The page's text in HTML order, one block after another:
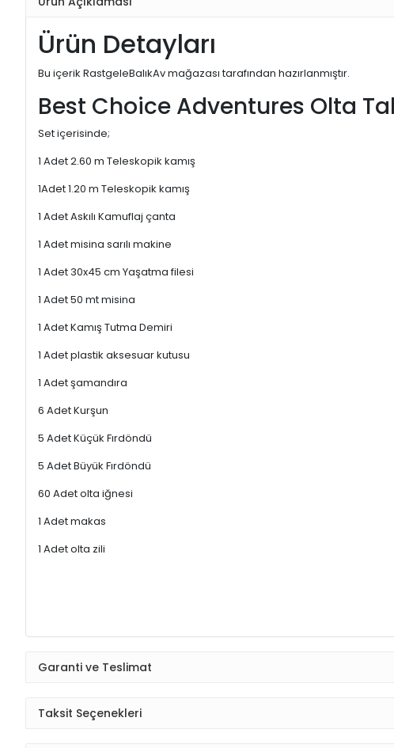
Ürün Detayları
Bu içerik RastgeleBalıkAv mağazası tarafından hazırlanmıştır.
Best Choice Adventures Olta
Set içerisinde;
1 Adet 2.60 m Teleskopik kamış
1Adet 1.20 m Teleskopik kamış
1 Adet Askılı Kamuflaj çanta
1 Adet misina sarılı makine
1 Adet 30x45 cm Yaşatma filesi
1 Adet 50 mt misina
1 Adet Kamış Tutma Demiri
1 Adet plastik aksesuar kutusu
1 Adet şamandıra
6 Adet Kurşun
5 Adet Küçük Fırdöndü
5 Adet Büyük Fırdöndü
60 Adet olta iğnesi
1 Adet makas
1 Adet olta zili
Garanti ve Teslimat
Taksit Seçenekleri